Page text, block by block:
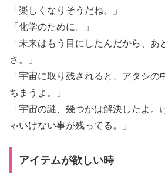
「楽しくなりそうだね。」
「化学のために。」
「未来はもう目にしたんだから、あ
さ。」
「宇宙に取り残されると、アタシの
ちまうよ。」
「宇宙の謎、幾つかは解決したよ。
ゃいけない事が残ってる。」
アイテムが欲しい時